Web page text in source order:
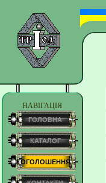
НАВІГАЦІЯ
ГОЛОВНА
КАТАЛОГ
ОГОЛОШЕННЯ